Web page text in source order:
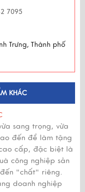
7095
Trưng, Thành phố
KHÁC
sang trọng, vừa
đến để làm tặng
cấp, đặc biệt là
công nghiệp sản
"chất" riêng.
doanh nghiệp